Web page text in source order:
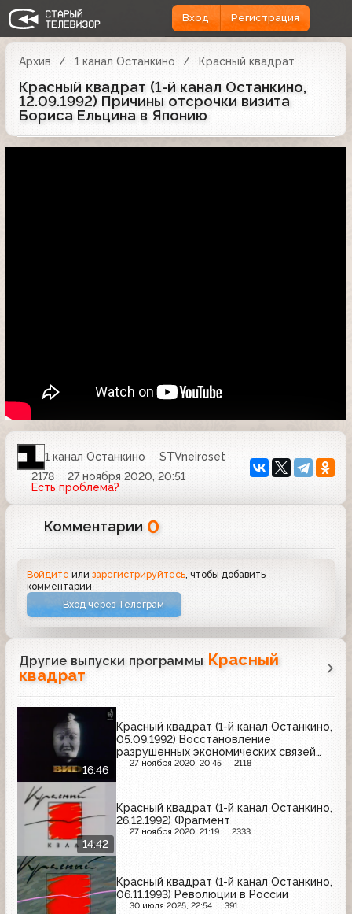
Вход Регистрация
Архив 1 канал Останкино Красный квадрат
Красный квадрат (1-й канал Останкино,
12.09.1992) Причины отсрочки визита
Бориса Ельцина в Японию
1 канал Останкино
STVneiroset
2178
27 ноября 2020, 20:51
Есть проблема?
Комментарии 0
Войдите илизарегистрируйтесь , чтобы добавить
комментарий
Вход через Телеграм
Другие выпуски программы Красный
квадрат
16:46
Красный квадрат (1-й канал Останкино,
05.09.1992) Восстановление
разрушенных экономических связей
между республиками бывшего СССР
27 ноября 2020, 20:45 2118
14:42
Красный квадрат (1-й канал Останкино,
26.12.1992) Фрагмент
27 ноября 2020, 21:19 2333
Красный квадрат (1-й канал Останкино,
06.11.1993) Революции в России
30 июля 2025, 22:54 391